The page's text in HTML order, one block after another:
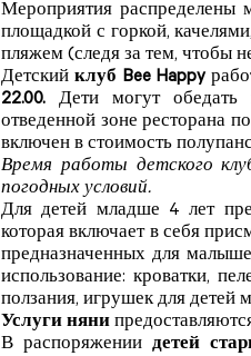
Мероприятия распределены
площадкой с горкой,
пляжем (следя за тем, чтобы
Детскийклуб Bee Happy
22.00. Дети могут обедать
отведенной зоне ресторана
включен в стоимость
Время работы детского
погодных условий.
Для детей младше 4 лет
которая включает в себя
предназначенных для
использование: кроватки,
ползания, игрушек для детей
Услуги няни
В распоряжении детей